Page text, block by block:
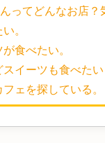
ってどんなお店？
。
食べたい。
スイーツも食べたい
ェを探している。